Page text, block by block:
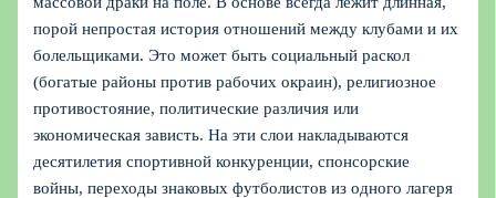
порой непростая история отношений между клубами и их
болельщиками. Это может быть социальный раскол
(богатые районы против рабочих окраин), религиозное
противостояние, политические различия или
экономическая зависть. На эти слои накладываются
десятилетия спортивной конкуренции, спонсорские
войны, переходы знаковых футболистов из одного лагеря